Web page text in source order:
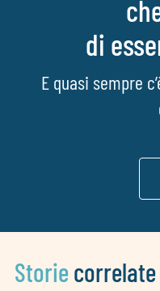
di
E quasi sempre
Storie correlate